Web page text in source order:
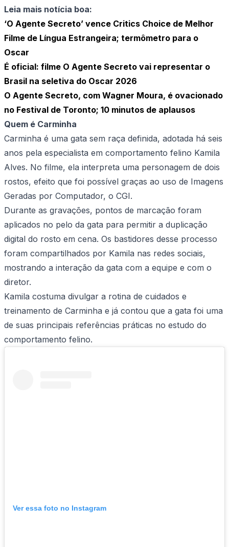
Leia mais notícia boa:
‘O Agente Secreto’ vence Critics Choice de Melhor
Filme de Língua Estrangeira; termômetro para o
Oscar
É oficial: filme O Agente Secreto vai representar o
Brasil na seletiva do Oscar 2026
O Agente Secreto, com Wagner Moura, é ovacionado
no Festival de Toronto; 10 minutos de aplausos
Quem é Carminha
Carminha é uma gata sem raça definida, adotada há seis
anos pela especialista em comportamento felino Kamila
Alves. No filme, ela interpreta uma personagem de dois
rostos, efeito que foi possível graças ao uso de Imagens
Geradas por Computador, o CGI.
Durante as gravações, pontos de marcação foram
aplicados no pelo da gata para permitir a duplicação
digital do rosto em cena. Os bastidores desse processo
foram compartilhados por Kamila nas redes sociais,
mostrando a interação da gata com a equipe e com o
diretor.
Kamila costuma divulgar a rotina de cuidados e
treinamento de Carminha e já contou que a gata foi uma
de suas principais referências práticas no estudo do
comportamento felino.
Ver essa foto no Instagram